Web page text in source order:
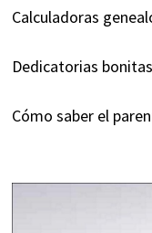
Calculadoras
Dedicatorias
Cómo saber el